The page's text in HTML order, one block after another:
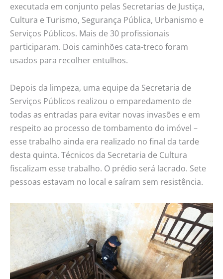
executada em conjunto pelas Secretarias de Justiça,
Cultura e Turismo, Segurança Pública, Urbanismo e
Serviços Públicos. Mais de 30 profissionais
participaram. Dois caminhões cata-treco foram
usados para recolher entulhos.
Depois da limpeza, uma equipe da Secretaria de
Serviços Públicos realizou o emparedamento de
todas as entradas para evitar novas invasões e em
respeito ao processo de tombamento do imóvel –
esse trabalho ainda era realizado no final da tarde
desta quinta. Técnicos da Secretaria de Cultura
fiscalizam esse trabalho. O prédio será lacrado. Sete
pessoas estavam no local e saíram sem resistência.